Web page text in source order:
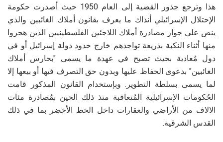
هذا وترجع جذور القضية إلى العام 1950 حيث أصدرت حكومة
الإحتلال الإسرائيلي أنذاك ما يعرف بقانون أملاك الغائبين والذي
ينص على جواز مصادرة أملاك اللاجئين الفلسطينيين الذين هجروا
منها أثناء النكبة بذريعة تواجدهم خارج حدود دولة إسرائيل أو في
دول مُعادية بحيث تصبح في عهدة ما يسمى "بحارس أملاك
الغائبين" بدعوى الحفاظ عليها وبدون حق التصرف فيها أو بيعها إلا
لما يسمى بسلطة التطوير. وبإستخدام القانون المذكور قامت
الحُكومات الإسرائيلية المُتعاقبة منذ ذلك الحين بمُصادرة مئات
الالاف من الأراضي والعقارات داخل الخط الأخضر بما في ذلك
القدس الشرقية.